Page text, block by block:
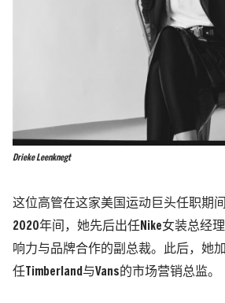
Drieke Leenknegt
这位高管在这家美国运动巨头任职期
2020年间，她先后出任Nike女装总经
响力与品牌合作的副总裁。此后，她加
任Timberland与Vans的市场营销总监。